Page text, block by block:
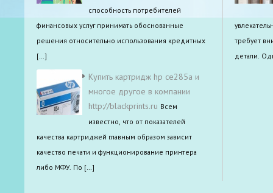
способность потребителей
финансовых услуг принимать обоснованные
решения относительно использования кредитных
[…]
Купить картридж hp ce285a и
многое другое в компании
http://blackprints.ru Всем
известно, что от показателей
качества картриджей главным образом зависит
качество печати и функционирование принтера
либо МФУ. По […]
требует
детали.